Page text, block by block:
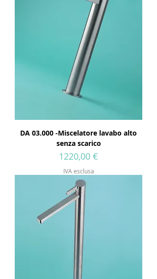
DA 03.000 -Miscelatore lavabo alto
senza scarico
Prezzo
1220,00 €
IVA esclusa